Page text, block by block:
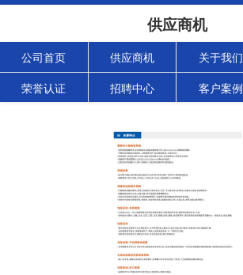
供应商机
公司首页 供应商机 关于我们
荣誉认证 招聘中心 客户案例